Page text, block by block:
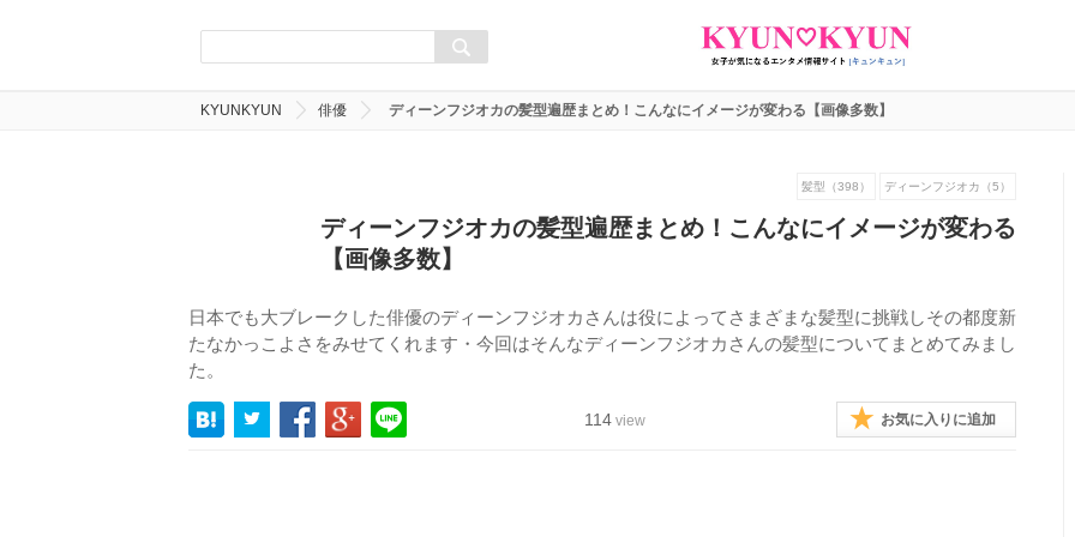
KYUNKYUN 俳優 ディーンフジオカの髪型遍歴まとめ！こんなにイメージが変わる【画像多数】
髪型（398） ディーンフジオカ（5）
ディーンフジオカの髪型遍歴まとめ！こんなにイメージが変わる
【画像多数】
日本でも大ブレークした俳優のディーンフジオカさんは役によってさまざまな髪型に挑戦しその都度新
たなかっこよさをみせてくれます・今回はそんなディーンフジオカさんの髪型についてまとめてみまし
た。
114 view お気に入りに追加